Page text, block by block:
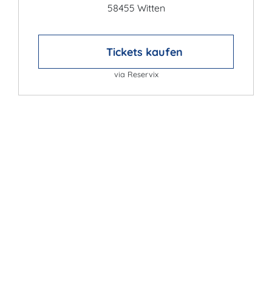
58455 Witten
Tickets kaufen
via Reservix